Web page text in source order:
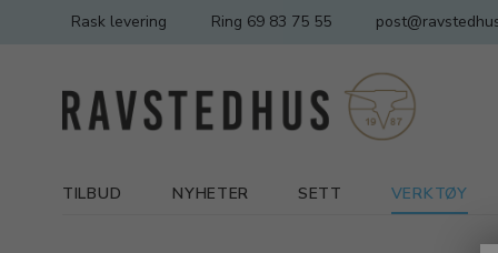
Rask levering Ring 69 83 75 55
TILBUD NYHETER SETT VERKTØY